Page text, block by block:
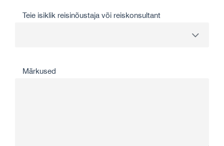
Teie isiklik reisinõustaja või reiskonsultant
Märkused